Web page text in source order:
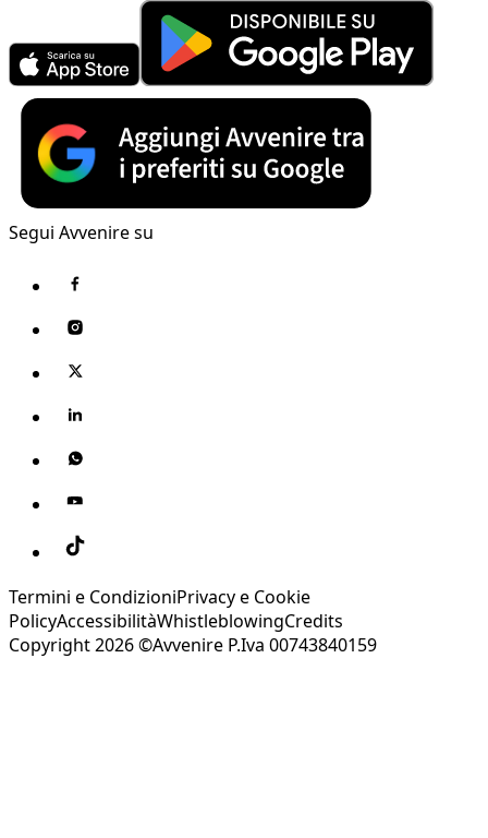
Segui Avvenire su
Termini e CondizioniPrivacy e Cookie
PolicyAccessibilitàWhistleblowingCredits
Copyright 2026 ©Avvenire P.Iva 00743840159